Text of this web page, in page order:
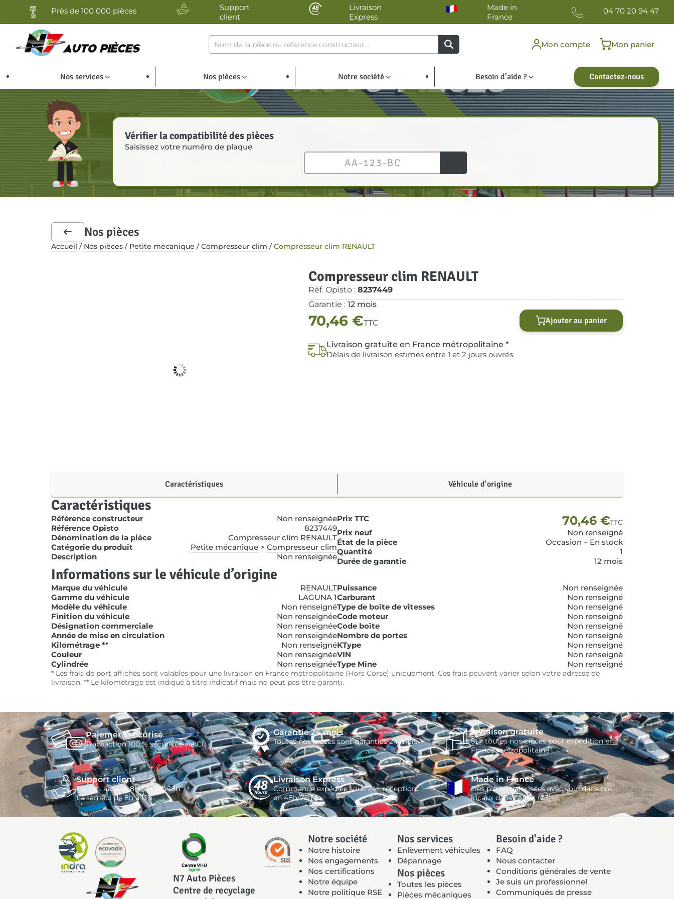
Panneau de gestion des cookies
Près de 100 000 pièces
Support
client
Livraison
Express
Made in
France
04 70 20 94 47
Mon compte Mon panier
Nos services Nos pièces Notre société Besoin d’aide ? Contactez-nous
Vérifier la compatibilité des pièces
Saisissez votre numéro de plaque
Nos pièces
Accueil / Nos pièces / Petite mécanique /Compresseur clim /Compresseur clim RENAULT
Compresseur clim RENAULT
Réf. Opisto : 8237449
Garantie : 12 mois
70,46 €TTC Ajouter au panier
Livraison gratuite en France métropolitaine *
Délais de livraison estimés entre 1 et 2 jours ouvrés.
Caractéristiques Véhicule d'origine
Caractéristiques
Référence constructeur
Non renseignée
Référence Opisto
8237449
Dénomination de la pièce
Compresseur clim RENAULT
Catégorie du produit
Petite mécanique > Compresseur clim
Description
Non renseignée
Prix TTC 70,46 €TTC
Prix neuf
Non renseigné
État de la pièce
Occasion – En stock
Quantité
1
Durée de garantie
12 mois
Informations sur le véhicule d’origine
Marque du véhicule
RENAULT
Gamme du véhicule
LAGUNA 1
Modèle du véhicule
Non renseigné
Finition du véhicule
Non renseignée
Désignation commerciale
Non renseignée
Année de mise en circulation
Non renseignée
Kilométrage **
Non renseigné
Couleur
Non renseignée
Cylindrée
Non renseignée
Puissance
Non renseignée
Carburant
Non renseigné
Type de boîte de vitesses
Non renseigné
Code moteur
Non renseigné
Code boîte
Non renseigné
Nombre de portes
Non renseigné
KType
Non renseigné
VIN
Non renseigné
Type Mine
Non renseigné
* Les frais de port affichés sont valables pour une livraison en France métropolitaine (Hors Corse) uniquement. Ces frais peuvent varier selon votre adresse de
livraison. ** Le kilométrage est indiqué à titre indicatif mais ne peut pas être garanti.
Paiement sécurisé
Transaction 100 % sécurisée via CB
Garantie 24 mois
Toutes nos pièces sont garanties 24 mois
Livraison gratuite
Sur toutes nos pièces pour expédition en
France métropolitaine
Support client
Du lun. au ven. 8h-12h 14h-18h
Le samedi de 8h à 12h
Livraison Express
Commande expédiée sous 24h réception
en 48h/72h
Made in France
Des pièces valorisées avec soin dans nos
locaux dans l’Allier (03)
N7 Auto Pièces
Centre de recyclage
Notre société
Notre histoire
Nos engagements
Nos certifications
Notre équipe
Notre politique RSE
Nos services
Enlèvement véhicules
Dépannage
Nos pièces
Toutes les pièces
Pièces mécaniques
Besoin d'aide ?
FAQ
Nous contacter
Conditions générales de vente
Je suis un professionnel
Communiqués de presse